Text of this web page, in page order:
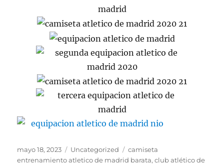
Publicado
el
mayo 18, 2023 Categorías
Uncategorized Etiquetas
camiseta
entrenamiento atletico de madrid barata,club atlético de